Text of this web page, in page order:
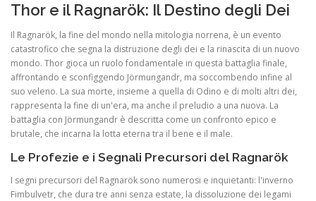
Thor e il Ragnarök: Il Destino degli Dei
Il Ragnarök, la fine del mondo nella mitologia norrena, è un evento
catastrofico che segna la distruzione degli dei e la rinascita di un nuovo
mondo. Thor gioca un ruolo fondamentale in questa battaglia finale,
affrontando e sconfiggendo Jörmungandr, ma soccombendo infine al
suo veleno. La sua morte, insieme a quella di Odino e di molti altri dei,
rappresenta la fine di un'era, ma anche il preludio a una nuova. La
battaglia con Jörmungandr è descritta come un confronto epico e
brutale, che incarna la lotta eterna tra il bene e il male.
Le Profezie e i Segnali Precursori del Ragnarök
I segni precursori del Ragnarök sono numerosi e inquietanti: l'inverno
Fimbulvetr, che dura tre anni senza estate, la dissoluzione dei legami